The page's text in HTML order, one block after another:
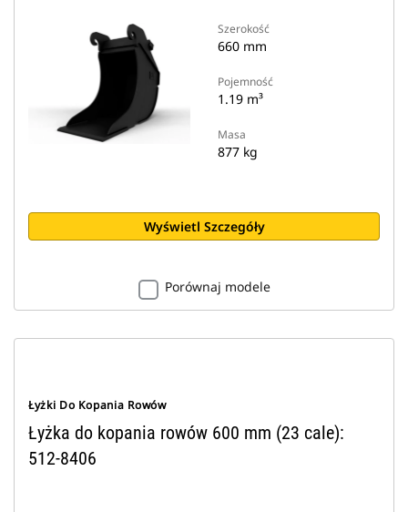
Szerokość
660 mm
Pojemność
1.19 m³
Masa
877 kg
Wyświetl Szczegóły
Porównaj modele
Łyżki Do Kopania Rowów
Łyżka do kopania rowów 600 mm (23 cale):
512-8406